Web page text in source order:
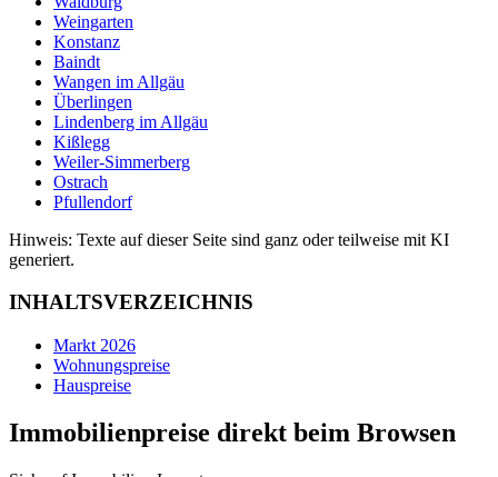
Weingarten
Konstanz
Baindt
Wangen im Allgäu
Überlingen
Lindenberg im Allgäu
Kißlegg
Weiler-Simmerberg
Ostrach
Pfullendorf
Hinweis: Texte auf dieser Seite sind ganz oder teilweise mit KI
generiert.
INHALTSVERZEICHNIS
Markt 2026
Wohnungspreise
Hauspreise
Immobilienpreise direkt beim Browsen